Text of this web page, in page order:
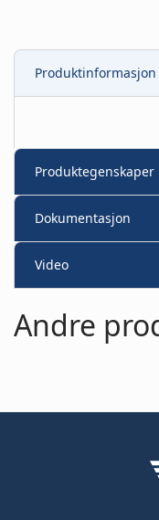
Produktinformasjon
Produktegenskaper
Dokumentasjon
Video
Andre